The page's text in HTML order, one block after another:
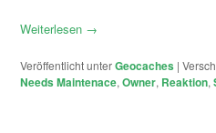
Weiterlesen →
Veröffentlicht unterGeocaches |
Needs Maintenace,Owner, Reaktion,